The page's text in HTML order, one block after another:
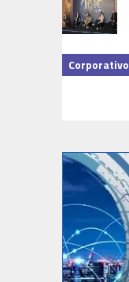
Corporativo